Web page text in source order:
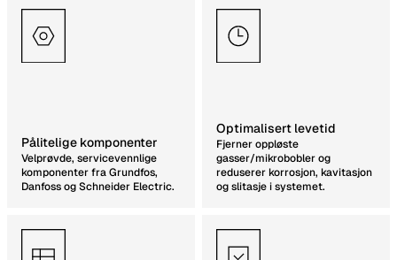
Pålitelige komponenter
Velprøvde, servicevennlige
komponenter fra Grundfos,
Danfoss og Schneider Electric.
Optimalisert levetid
Fjerner oppløste
gasser/mikrobobler og
reduserer korrosjon, kavitasjon
og slitasje i systemet.